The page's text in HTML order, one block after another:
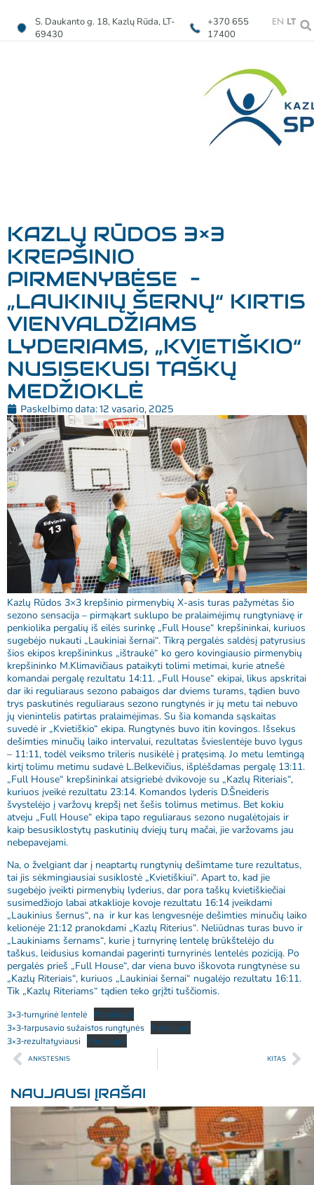
S. Daukanto g. 18, Kazlų Rūda, LT-
69430
+370 655
17400
EN LT
KAZLŲ RŪDOS 3×3
KREPŠINIO
PIRMENYBĖSE –
„LAUKINIŲ ŠERNŲ“ KIRTIS
VIENVALDŽIAMS
LYDERIAMS, „KVIETIŠKIO“
NUSISEKUSI TAŠKŲ
MEDŽIOKLĖ
Paskelbimo data:12 vasario, 2025
Kazlų Rūdos 3×3 krepšinio pirmenybių X-asis turas pažymėtas šio
sezono sensacija – pirmąkart suklupo be pralaimėjimų rungtyniavę ir
penkiolika pergalių iš eilės surinkę „Full House“ krepšininkai, kuriuos
sugebėjo nukauti „Laukiniai šernai“. Tikrą pergalės saldėsį patyrusius
šios ekipos krepšininkus „ištraukė“ ko gero kovingiausio pirmenybių
krepšininko M.Klimavičiaus pataikyti tolimi metimai, kurie atnešė
komandai pergalę rezultatu 14:11. „Full House“ ekipai, likus apskritai
dar iki reguliaraus sezono pabaigos dar dviems turams, tądien buvo
trys paskutinės reguliaraus sezono rungtynės ir jų metu tai nebuvo
jų vienintelis patirtas pralaimėjimas. Su šia komanda sąskaitas
suvedė ir „Kvietiškio“ ekipa. Rungtynės buvo itin kovingos. Išsekus
dešimties minučių laiko intervalui, rezultatas švieslentėje buvo lygus
– 11:11, todėl veiksmo trileris nusikėlė į pratęsimą. Jo metu lemtingą
kirtį tolimu metimu sudavė L.Belkevičius, išplėšdamas pergalę 13:11.
„Full House“ krepšininkai atsigriebė dvikovoje su „Kazlų Riteriais“,
kuriuos įveikė rezultatu 23:14. Komandos lyderis D.Šneideris
švystelėjo į varžovų krepšį net šešis tolimus metimus. Bet kokiu
atveju „Full House“ ekipa tapo reguliaraus sezono nugalėtojais ir
kaip besusiklostytų paskutinių dviejų turų mačai, jie varžovams jau
nebepavejami.
Na, o žvelgiant dar į neaptartų rungtynių dešimtame ture rezultatus,
tai jis sėkmingiausiai susiklostė „Kvietiškiui“. Apart to, kad jie
sugebėjo įveikti pirmenybių lyderius, dar pora taškų kvietiškiečiai
susimedžiojo labai atkaklioje kovoje rezultatu 16:14 įveikdami
„Laukinius šernus“, na ir kur kas lengvesnėje dešimties minučių laiko
kelionėje 21:12 pranokdami „Kazlų Riterius“. Neliūdnas turas buvo ir
„Laukiniams šernams“, kurie į turnyrinę lentelę brūkštelėjo du
taškus, leidusius komandai pagerinti turnyrinės lentelės poziciją. Po
pergalės prieš „Full House“, dar viena buvo iškovota rungtynėse su
„Kazlų Riteriais“, kuriuos „Laukiniai šernai“ nugalėjo rezultatu 16:11.
Tik „Kazlų Riteriams“ tądien teko grįžti tuščiomis.
3×3-turnyrinė lentelė Parsisiųsti
3×3-tarpusavio sužaistos rungtynės Parsisiųsti
3×3-rezultatyviausi Parsisiųsti
ANKSTESNIS KITAS
NAUJAUSI ĮRAŠAI